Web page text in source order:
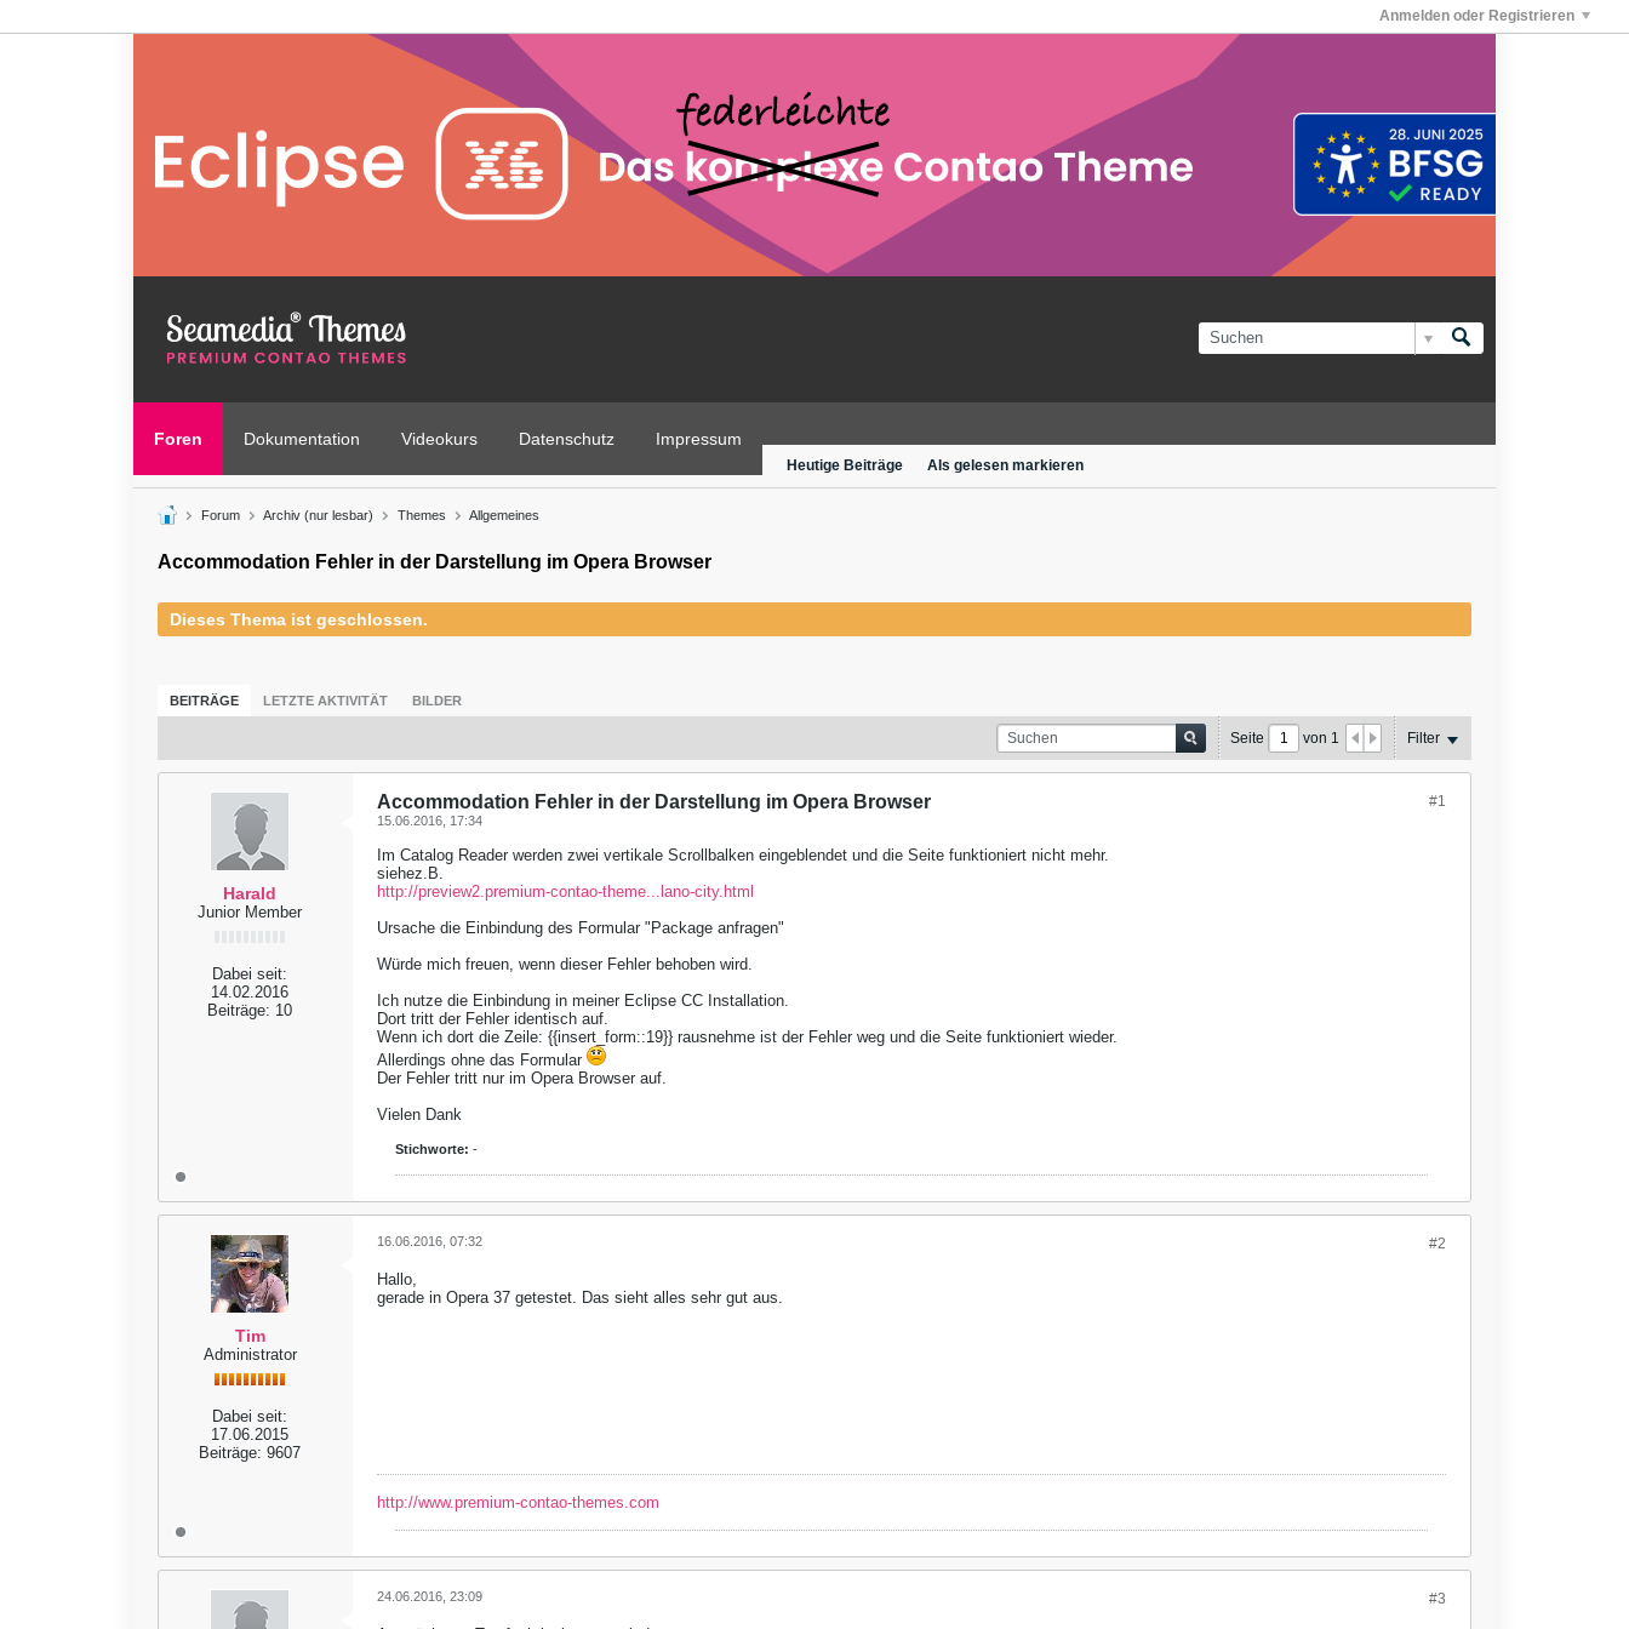
Anmelden oder Registrieren
Foren Dokumentation Videokurs Datenschutz Impressum
Heutige Beiträge Als gelesen markieren
Forum Archiv (nur lesbar) Themes Allgemeines
Accommodation Fehler in der Darstellung im Opera Browser
Dieses Thema ist geschlossen.
BEITRÄGE LETZTE AKTIVITÄT BILDER
Seite von 1 Filter
Harald
Junior Member
Dabei seit:
14.02.2016
Beiträge: 10
#1
Accommodation Fehler in der Darstellung im Opera Browser
15.06.2016, 17:34
Im Catalog Reader werden zwei vertikale Scrollbalken eingeblendet und die Seite funktioniert nicht mehr.
siehez.B.
http://preview2.premium-contao-theme...lano-city.html
Ursache die Einbindung des Formular "Package anfragen"
Würde mich freuen, wenn dieser Fehler behoben wird.
Ich nutze die Einbindung in meiner Eclipse CC Installation.
Dort tritt der Fehler identisch auf.
Wenn ich dort die Zeile: {{insert_form::19}} rausnehme ist der Fehler weg und die Seite funktioniert wieder.
Allerdings ohne das Formular
Der Fehler tritt nur im Opera Browser auf.
Vielen Dank
Stichworte: -
Tim
Administrator
Dabei seit:
17.06.2015
Beiträge: 9607
#2
16.06.2016, 07:32
Hallo,
gerade in Opera 37 getestet. Das sieht alles sehr gut aus.
http://www.premium-contao-themes.com
#3
24.06.2016, 23:09